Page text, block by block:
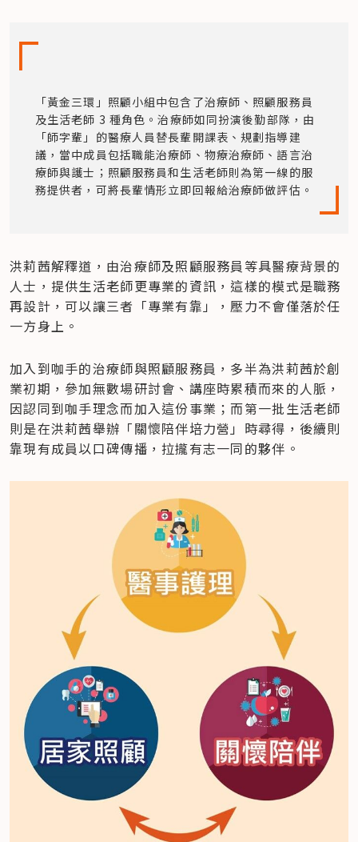
「黃金三環」照顧小組中包含了治療師、照顧服務員
及生活老師 3 種角色。治療師如同扮演後勤部隊，由
「師字輩」的醫療人員替長輩開課表、規劃指導建
議，當中成員包括職能治療師、物療治療師、語言治
療師與護士；照顧服務員和生活老師則為第一線的服
務提供者，可將長輩情形立即回報給治療師做評估。
洪莉茜解釋道，由治療師及照顧服務員等具醫療背景的
人士，提供生活老師更專業的資訊，這樣的模式是職務
再設計，可以讓三者「專業有靠」，壓力不會僅落於任
一方身上。
加入到咖手的治療師與照顧服務員，多半為洪莉茜於創
業初期，參加無數場研討會、講座時累積而來的人脈，
因認同到咖手理念而加入這份事業；而第一批生活老師
則是在洪莉茜舉辦「關懷陪伴培力營」時尋得，後續則
靠現有成員以口碑傳播，拉攏有志一同的夥伴。